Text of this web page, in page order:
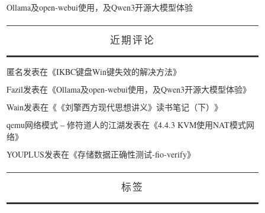
Ollama及open-webui使用，及Qwen3开源大模型体验
近期评论
匿名发表在《IKBC键盘Win键失效的解决方法》
Fazil发表在《Ollama及open-webui使用，及Qwen3开源大模型体验》
Wain发表在《 《刘擎西方现代思想讲义》读书笔记（下）》
qemu网络模式 – 修符道人的江湖发表在《4.4.3 KVM使用NAT模式网
络》
YOUPLUS发表在《存储数据正确性测试-fio-verify》
标签